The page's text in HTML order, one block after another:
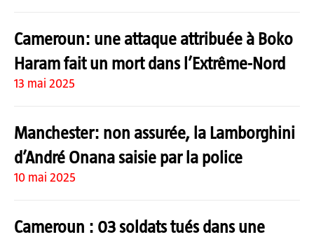
Cameroun: une attaque attribuée à Boko
Haram fait un mort dans l’Extrême-Nord
13 mai 2025
Manchester: non assurée, la Lamborghini
d’André Onana saisie par la police
10 mai 2025
Cameroun : 03 soldats tués dans une